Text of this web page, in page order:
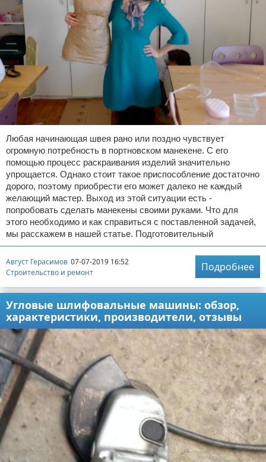
Любая начинающая швея рано или поздно чувствует
огромную потребность в портновском манекене. С его
помощью процесс раскраивания изделий значительно
упрощается. Однако стоит такое приспособление достаточно
дорого, поэтому приобрести его может далеко не каждый
желающий мастер. Выход из этой ситуации есть -
попробовать сделать манекены своими руками. Что для
этого необходимо и как справиться с поставленной задачей,
мы расскажем в нашей статье. Подготовительный
Август Герасимов 07-07-2019 16:52
Строительство и ремонт
Подробнее
Угловые шлифовальные машины: обзор,
характеристики, производители, отзывы